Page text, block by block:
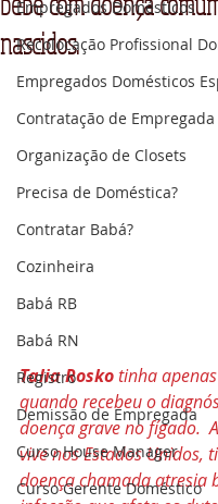
Empregados Domésticos
Recolocação Profissional
Empregados Domésticos
Contratação de
Organização de Closets
Precisa de Doméstica?
Contratar Babá?
Cozinheira
Babá RB
Babá RN
Registro
Demissão de Empregada
Curso House Manager
Curso Gerente Doméstico
nascidos.
Talia Rosko tinha
quando recebeu o
doença grave no fígado.
vive nos Estados Unidos,
doença chamada atresia